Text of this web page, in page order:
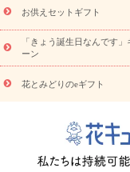
ド
お花の種類
お祝い お祝い・
5000円～
お祝い・
悔やみ
円～
お供え・お悔や
読み物
いのマナー
定年退職
花キューピ
彩心理学」で選ぶ方法
お供えセットギフト
「きょう誕生日なんです」
ーン
花とみどりのeギフト